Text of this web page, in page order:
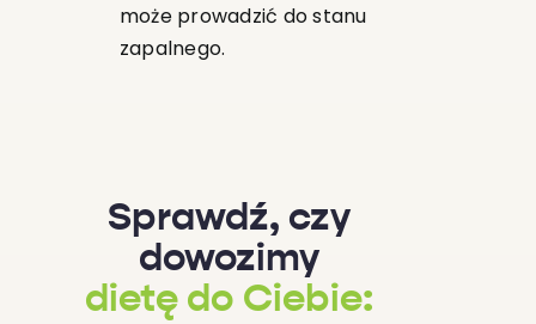
może prowadzić do stanu
zapalnego.
Sprawdź, czy
dowozimy
dietę do Ciebie: